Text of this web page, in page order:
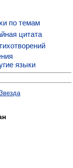
по темам
цитата
языки